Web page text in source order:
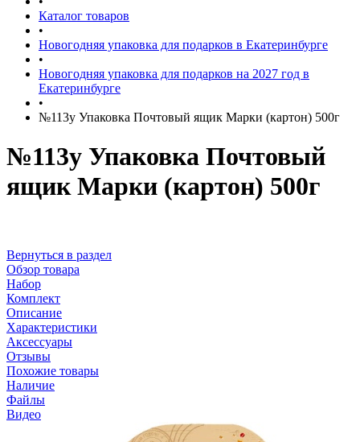
Каталог товаров
•
Новогодняя упаковка для подарков в Екатеринбурге
•
Новогодняя упаковка для подарков на 2027 год в
Екатеринбурге
•
№113у Упаковка Почтовый ящик Марки (картон) 500г
№113у Упаковка Почтовый
ящик Марки (картон) 500г
Вернуться в раздел
Обзор товара
Набор
Комплект
Описание
Характеристики
Аксессуары
Отзывы
Похожие товары
Наличие
Файлы
Видео